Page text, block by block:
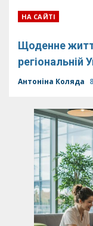
НА САЙТІ
Щоденне
регіональній
Антоніна Коляда